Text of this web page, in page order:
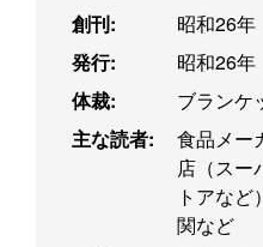
創刊:
昭和26年
発行:
昭和26年
体裁:
ブランケ
主な読者:
食品メー
店（スー
トアな
関など